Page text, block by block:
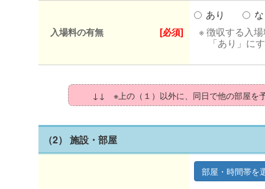
入場料の有無 [必須]
あり
※ 徴収する入
「あり」に
↓↓ ※上の（１）以外に、同日で他の部屋
（2） 施設・部屋